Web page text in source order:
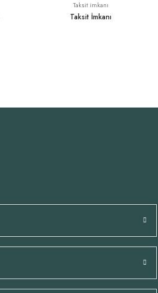
Tükendi
Taksit imkanı
Taksit İmkanı